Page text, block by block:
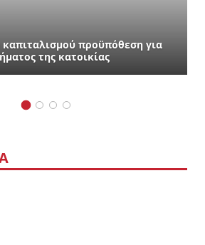
προϋπόθεση για
της κατοικίας